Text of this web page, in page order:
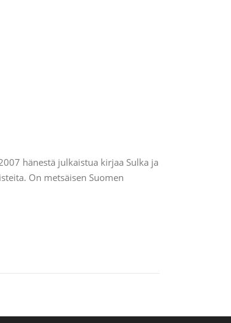
hänestä julkaistua kirjaa Sulka ja
On metsäisen Suomen